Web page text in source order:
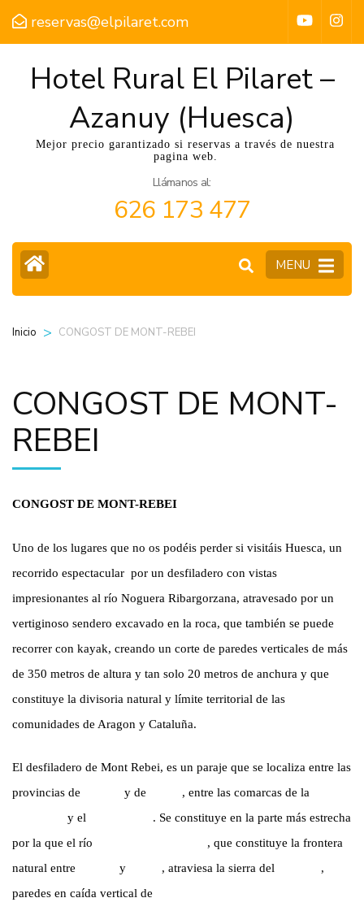
reservas@elpilaret.com
Hotel Rural El Pilaret –
Azanuy (Huesca)
Mejor precio garantizado si reservas a través de nuestra
pagina web.
Llámanos al:
626 173 477
MENU
Inicio > CONGOST DE MONT-REBEI
CONGOST DE MONT-
REBEI
CONGOST DE MONT-REBEI
Uno de los lugares que no os podéis perder si visitáis Huesca, un
recorrido espectacular por un desfiladero con vistas
impresionantes al río Noguera Ribargorzana, atravesado por un
vertiginoso sendero excavado en la roca, que también se puede
recorrer con kayak, creando un corte de paredes verticales de más
de 350 metros de altura y tan solo 20 metros de anchura y que
constituye la divisoria natural y límite territorial de las
comunidades de Aragon y Cataluña.
El desfiladero de Mont Rebei, es un paraje que se localiza entre las
provincias de
y de
, entre las comarcas de la
y el
. Se constituye en la parte más estrecha
por la que el río
, que constituye la frontera
natural entre
y , atraviesa la sierra del
,
paredes en caída vertical de